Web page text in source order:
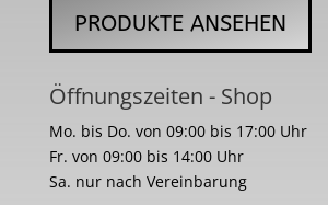
PRODUKTE ANSEHEN
Öffnungszeiten - Shop
Mo. bis Do. von 09:00 bis 17:00 Uhr
Fr. von 09:00 bis 14:00 Uhr
Sa. nur nach Vereinbarung